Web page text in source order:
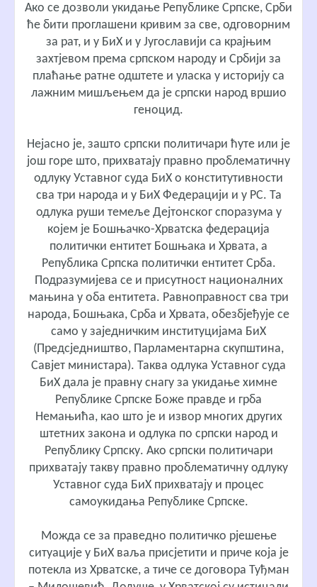
Ако се дозволи укидање Републике Српске, Срби
ће бити проглашени кривим за све, одговорним
за рат, и у БиХ и у Југославији са крајњим
захтјевом према српском народу и Србији за
плаћање ратне одштете и уласка у историју са
лажним мишљењем да је српски народ вршио
геноцид.
Нејасно је, зашто српски политичари ћуте или је
још горе што, прихватају правно проблематичну
одлуку Уставног суда БиХ о конститутивности
сва три народа и у БиХ Федерацији и у РС. Та
одлука руши темеље Дејтонског споразума у
којем је Бошњачко-Хрватска федерација
политички ентитет Бошњака и Хрвата, а
Република Српска политички ентитет Срба.
Подразумијева се и присутност националних
мањина у оба ентитета. Равноправност сва три
народа, Бошњака, Срба и Хрвата, обезбјеђује се
само у заједничким институцијама БиХ
(Предсједништво, Парламентарна скупштина,
Савјет министара). Таква одлука Уставног суда
БиХ дала је правну снагу за укидање химне
Републике Српске Боже правде и грба
Немањића, као што је и извор многих других
штетних закона и одлука по српски народ и
Републику Српску. Ако српски политичари
прихватају такву правно проблематичну одлуку
Уставног суда БиХ прихватају и процес
самоукидања Републике Српске.
Можда се за праведно политичко рјешење
ситуације у БиХ ваља присјетити и приче која је
потекла из Хрватске, а тиче се договора Туђман